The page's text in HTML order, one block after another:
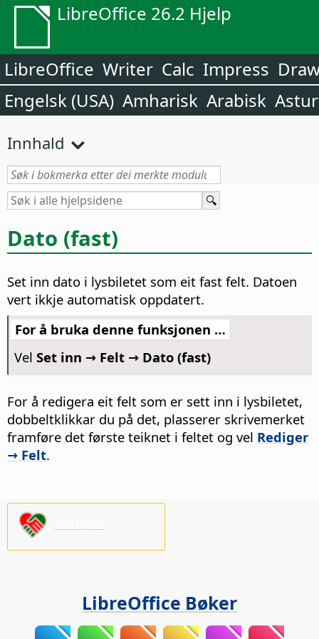
LibreOffice 26.2 Hjelp
LibreOffice Writer Calc Impress
Engelsk (USA) Amharisk Arabisk
Innhald
Dato (fast)
Set inn dato i lysbiletet som eit fast felt. Datoen
vert ikkje automatisk oppdatert.
For å bruka denne funksjonen …
Vel Set inn → Felt → Dato (fast)
For å redigera eit felt som er sett inn i lysbiletet,
dobbeltklikkar du på det, plasserer skrivemerket
framføre det første teiknet i feltet og vel Rediger
→ Felt.
LibreOffice Bøker